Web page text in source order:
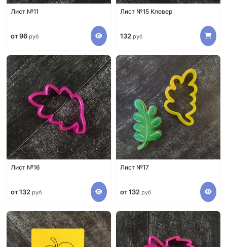
Лист №11
от 96 руб
Лист №15 Клевер
132 руб
Лист №16
от 132 руб
Лист №17
от 132 руб